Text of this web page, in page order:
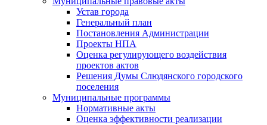
Устав города
Генеральный план
Постановления Администрации
Проекты НПА
Оценка регулирующего воздействия
проектов актов
Решения Думы Слюдянского городского
поселения
Муниципальные программы
Нормативные акты
Оценка эффективности реализации